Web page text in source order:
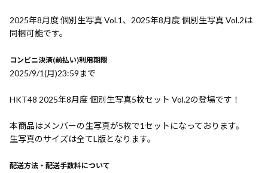
2025年8月度 個別生写真 Vol.1、2025年8月度 個別生写真 Vol.2は
同梱可能です。
コンビニ決済(前払い)利用期限
2025/9/1(月)23:59まで
HKT48 2025年8月度 個別生写真5枚セット Vol.2の登場です！
本商品はメンバーの生写真が5枚で1セットになっております。
生写真のサイズは全てL版となります。
配送方法・配送手数料について